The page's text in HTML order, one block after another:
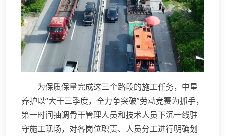
为保质保量完成这三个路段的施工任务，中星
养护以“大干三季度，全力争突破”劳动竞赛为抓手，
第一时间抽调骨干管理人员和技术人员下沉一线驻
守施工现场，对各岗位职责、人员分工进行明确划